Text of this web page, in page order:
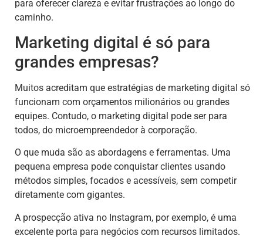
para oferecer clareza e evitar frustrações ao longo do
caminho.
Marketing digital é só para
grandes empresas?
Muitos acreditam que estratégias de marketing digital só
funcionam com orçamentos milionários ou grandes
equipes. Contudo, o marketing digital pode ser para
todos, do microempreendedor à corporação.
O que muda são as abordagens e ferramentas. Uma
pequena empresa pode conquistar clientes usando
métodos simples, focados e acessíveis, sem competir
diretamente com gigantes.
A prospecção ativa no Instagram, por exemplo, é uma
excelente porta para negócios com recursos limitados.